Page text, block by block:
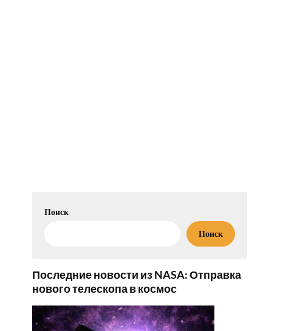
Поиск
Поиск
Последние новости из NASA: Отправка
нового телескопа в космос